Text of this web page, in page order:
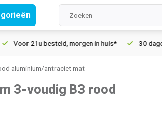
Voor 21u besteld, morgen in huis* 30 dagen
aluminium/antraciet mat
3-voudig B3 rood